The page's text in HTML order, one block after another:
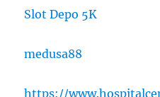
Slot Depo 5K
medusa88
https://